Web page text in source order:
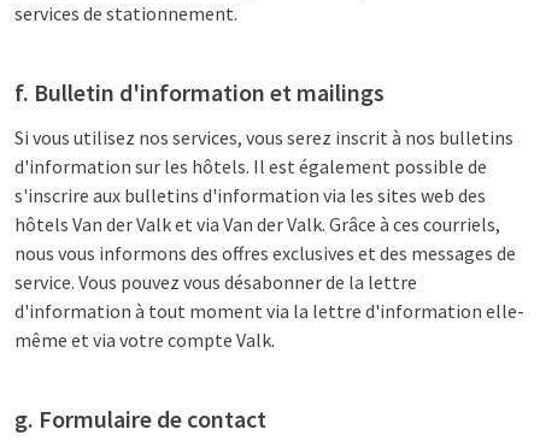
services de stationnement.
f. Bulletin d'information et mailings
Si vous utilisez nos services, vous serez inscrit à nos bulletins
d'information sur les hôtels. Il est également possible de
s'inscrire aux bulletins d'information via les sites web des
hôtels Van der Valk et via Van der Valk. Grâce à ces courriels,
nous vous informons des offres exclusives et des messages de
service. Vous pouvez vous désabonner de la lettre
d'information à tout moment via la lettre d'information elle-
même et via votre compte Valk.
g. Formulaire de contact